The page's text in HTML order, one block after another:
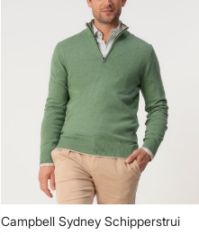
Campbell Sydney Schipperstrui